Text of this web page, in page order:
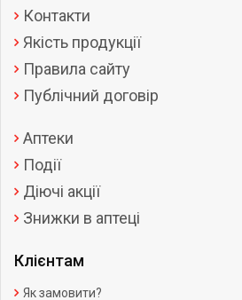
Контакти
Якість продукції
Правила сайту
Публічний договір
Аптеки
Події
Діючі акції
Знижки в аптеці
Клієнтам
Як замовити?